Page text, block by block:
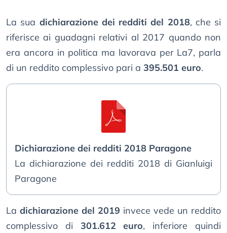
La sua dichiarazione dei redditi del 2018, che si
riferisce ai guadagni relativi al 2017 quando non
era ancora in politica ma lavorava per La7, parla
di un reddito complessivo pari a 395.501 euro.
Dichiarazione dei redditi 2018 Paragone
La dichiarazione dei redditi 2018 di Gianluigi
Paragone
La dichiarazione del 2019 invece vede un reddito
complessivo di 301.612 euro, inferiore quindi